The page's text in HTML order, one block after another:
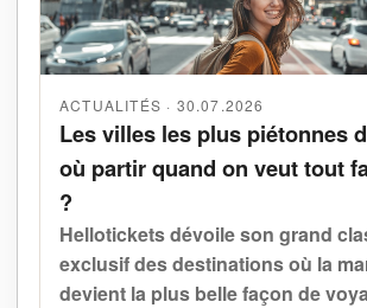
ACTUALITÉS · 30.07.2026
Les villes les plus piétonnes
où partir quand on veut tout
?
Hellotickets dévoile son grand
exclusif des destinations où la
devient la plus belle façon de